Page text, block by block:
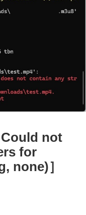
not
for
none)］